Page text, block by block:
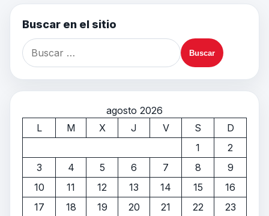
Buscar en el sitio
agosto 2026
L
M X J V S
D
1
2
3
4 5 6 7 8
9
10
11 12 13 14 15
16
17
18 19 20 21 22
23